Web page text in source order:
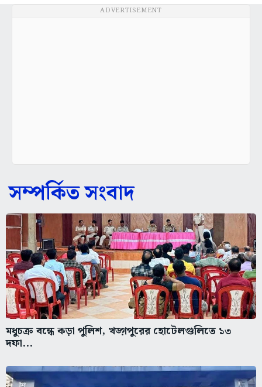
ADVERTISEMENT
সম্পর্কিত সংবাদ
মধুচক্র বন্ধে কড়া পুলিশ, খড়্গপুরের হোটেলগুলিতে ১৩
দফা...